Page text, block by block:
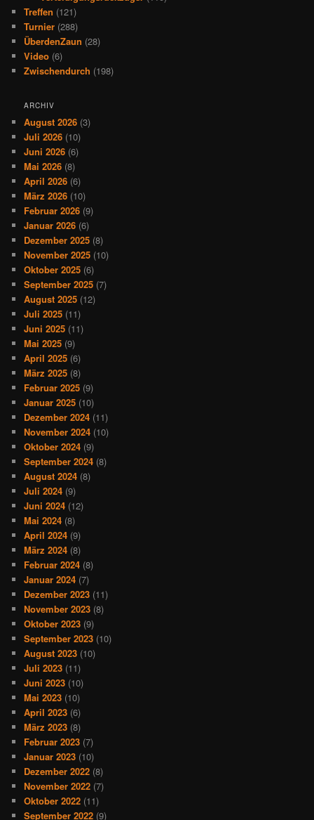
Treffen (121)
Turnier (288)
ÜberdenZaun (28)
Video (6)
Zwischendurch (198)
ARCHIV
August 2026 (3)
Juli 2026 (10)
Juni 2026 (6)
Mai 2026 (8)
April 2026 (6)
März 2026 (10)
Februar 2026 (9)
Januar 2026 (6)
Dezember 2025 (8)
November 2025 (10)
Oktober 2025 (6)
September 2025 (7)
August 2025 (12)
Juli 2025 (11)
Juni 2025 (11)
Mai 2025 (9)
April 2025 (6)
März 2025 (8)
Februar 2025 (9)
Januar 2025 (10)
Dezember 2024 (11)
November 2024 (10)
Oktober 2024 (9)
September 2024 (8)
August 2024 (8)
Juli 2024 (9)
Juni 2024 (12)
Mai 2024 (8)
April 2024 (9)
März 2024 (8)
Februar 2024 (8)
Januar 2024 (7)
Dezember 2023 (11)
November 2023 (8)
Oktober 2023 (9)
September 2023 (10)
August 2023 (10)
Juli 2023 (11)
Juni 2023 (10)
Mai 2023 (10)
April 2023 (6)
März 2023 (8)
Februar 2023 (7)
Januar 2023 (10)
Dezember 2022 (8)
November 2022 (7)
Oktober 2022 (11)
September 2022 (9)